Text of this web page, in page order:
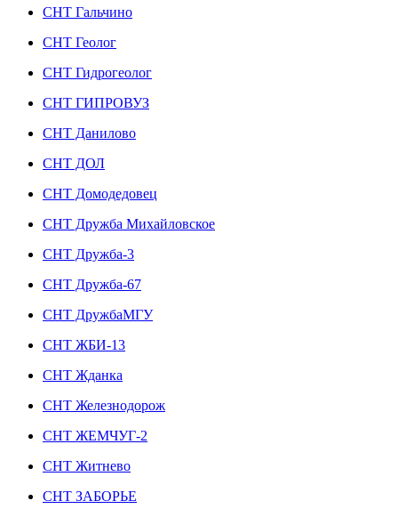
СНТ Гальчино
СНТ Геолог
СНТ Гидрогеолог
СНТ ГИПРОВУЗ
СНТ Данилово
СНТ ДОЛ
СНТ Домодедовец
СНТ Дружба Михайловское
СНТ Дружба-3
СНТ Дружба-67
СНТ ДружбаМГУ
СНТ ЖБИ-13
СНТ Жданка
СНТ Железнодорож
СНТ ЖЕМЧУГ-2
СНТ Житнево
СНТ ЗАБОРЬЕ